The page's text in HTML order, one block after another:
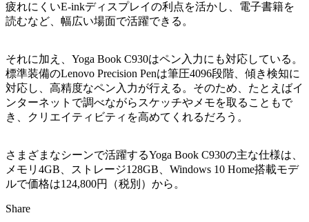
疲れにくいE-inkディスプレイの利点を活かし、電子書籍を
読むなど、幅広い場面で活躍できる。
それに加え、Yoga Book C930はペン入力にも対応している。
標準装備のLenovo Precision Penは筆圧4096段階、傾き検知に
対応し、高精度なペン入力が行える。そのため、たとえばイ
ンターネットで調べながらスケッチやメモを取ることもで
き、クリエイティビティを高めてくれるだろう。
さまざまなシーンで活躍するYoga Book C930の主な仕様は、
メモリ4GB、ストレージ128GB、Windows 10 Home搭載モデ
ルで価格は124,800円（税別）から。
Share